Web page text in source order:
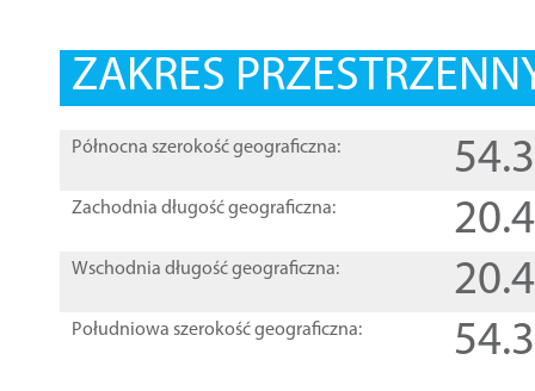
ZAKRES
Północna szerokość geograficzna:
Zachodnia długość geograficzna:
Wschodnia długość geograficzna:
Południowa szerokość geograficzna: